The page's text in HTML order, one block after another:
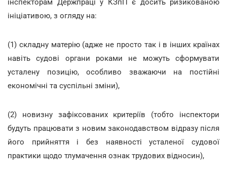
інспекторам Держпраці у КЗпП є досить ризикованою
ініціативою, з огляду на:
(1) складну матерію (адже не просто так і в інших країнах
навіть судові органи роками не можуть сформувати
усталену позицію, особливо зважаючи на постійні
економічні та суспільні зміни),
(2) новизну зафіксованих критеріїв (тобто інспектори
будуть працювати з новим законодавством відразу після
його прийняття і без наявності усталеної судової
практики щодо тлумачення ознак трудових відносин),